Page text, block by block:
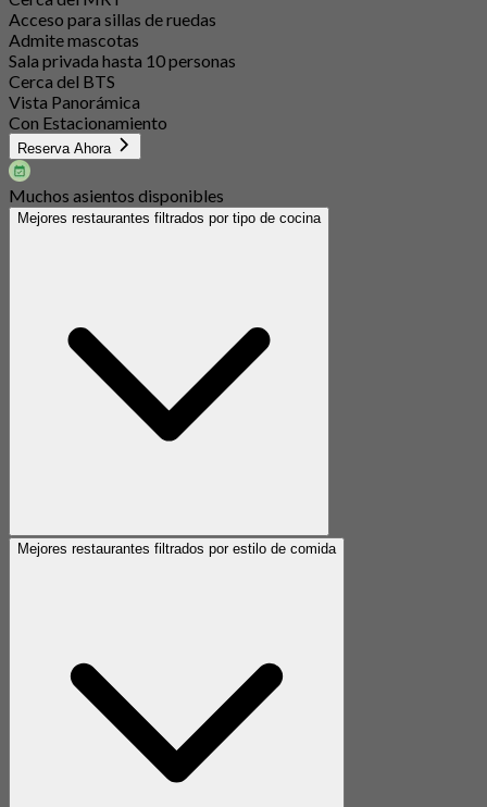
Acceso para sillas de ruedas
Admite mascotas
Sala privada hasta 10 personas
Cerca del BTS
Vista Panorámica
Con Estacionamiento
Reserva Ahora
Muchos asientos disponibles
Mejores restaurantes filtrados por tipo de cocina
Mejores restaurantes filtrados por estilo de comida